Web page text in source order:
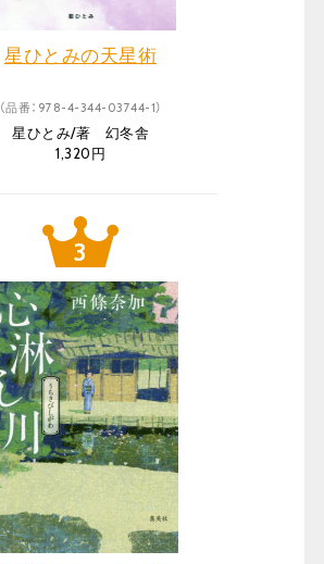
星ひとみの天星術
（品番：978-4-344-03744-1）
星ひとみ/著 幻冬舎
1,320円